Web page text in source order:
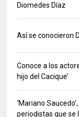
Diomedes Díaz
Así se conocieron
Conoce a los
hijo del Cacique’
‘Mariano
periodistas que se